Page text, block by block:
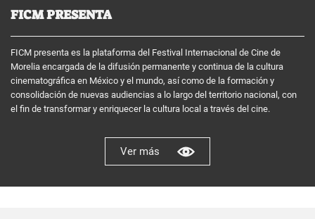
FICM PRESENTA
FICM presenta es la plataforma del Festival Internacional de Cine de
Morelia encargada de la difusión permanente y continua de la cultura
cinematográfica en México y el mundo, así como de la formación y
consolidación de nuevas audiencias a lo largo del territorio nacional, con
el fin de transformar y enriquecer la cultura local a través del cine.
Ver más